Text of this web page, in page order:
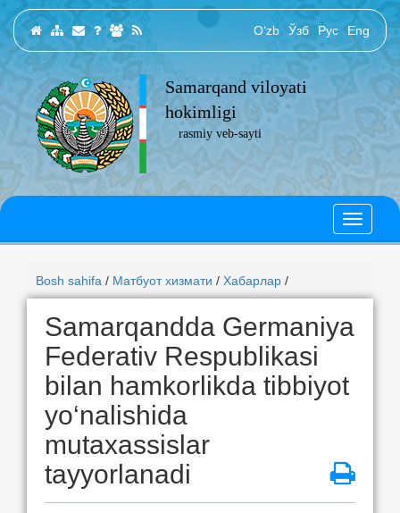
O‘zb Ўзб Рус Eng
Samarqand viloyati
hokimligi
rasmiy veb-sayti
Bosh sahifa / Матбуот хизмати / Хабарлар /
Samarqandda Germaniya
Federativ Respublikasi
bilan hamkorlikda tibbiyot
yo‘nalishida
mutaxassislar
tayyorlanadi